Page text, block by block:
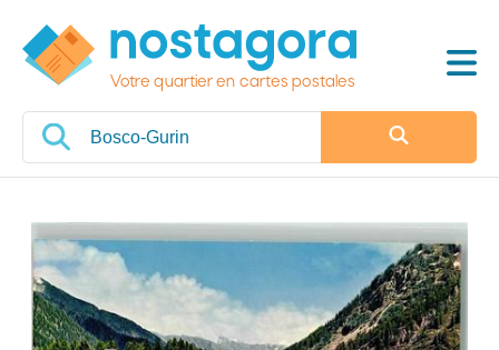
Votre quartier en cartes postales